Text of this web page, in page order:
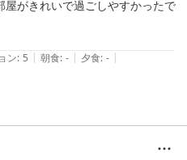
がきれいで過ごしやすかったで
テムに名前が表示されるので個人
ン: 5 | 朝食: - | 夕食: - |